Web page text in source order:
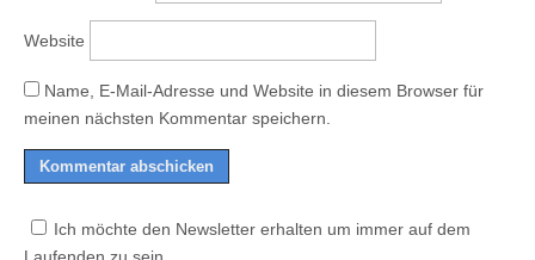
Website
Name, E-Mail-Adresse und Website in diesem Browser für
meinen nächsten Kommentar speichern.
Ich möchte den Newsletter erhalten um immer auf dem
Laufenden zu sein.